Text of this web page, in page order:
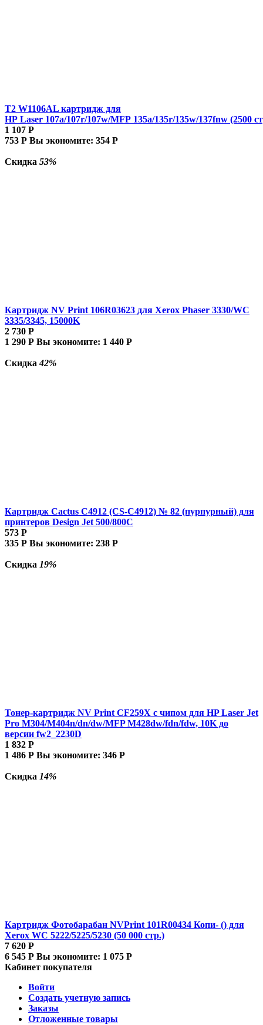
T2 W1106AL картридж для
HP Laser 107a/107r/107w/MFP 135a/135r/135w/137fnw (2500
1 107 Р
753 Р Вы экономите: 354 Р
Скидка 53%
Картридж NV Print 106R03623 для Xerox Phaser 3330/WC
3335/3345, 15000K
2 730 Р
1 290 Р Вы экономите: 1 440 Р
Скидка42%
Картридж Cactus C4912 (CS-C4912) № 82 (пурпурный) для
принтеров Design Jet 500/800C
573 Р
335 Р Вы экономите: 238 Р
Скидка 19%
Тонер-картридж NV Print CF259X с чипом для HP Laser Jet
Pro M304/M404n/dn/dw/MFP M428dw/fdn/fdw, 10K до
версии fw2_2230D
1 832 Р
1 486 Р Вы экономите: 346 Р
Скидка 14%
Картридж Фотобарабан NVPrint 101R00434 Копи- () для
Xerox WC 5222/5225/5230 (50 000 стр.)
7 620 Р
6 545 Р Вы экономите: 1 075 Р
Кабинет покупателя
Войти
Создать учетную запись
Заказы
Отложенные товары